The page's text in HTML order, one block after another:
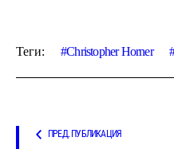
Теги: Christopher Horner
ПРЕД. ПУБЛИКАЦИЯ